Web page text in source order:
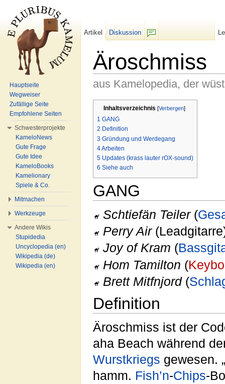
Äroschmiss
aus Kamelopedia, der
Inhaltsverzeichnis [Verbergen]
1 GANG
2 Definition
3 Gründung und Werdegang
4Arbeiten
5 Updates (krass lauter rOX-sound)
6 Siehe auch
GANG
Schtiefän Teiler(
Perry Air
Joy of Kram (
Hom Tamilton (
Brett Mitfnjord(
Definition
Äroschmiss ist der
aha Beach während
Wurstkriegs gewesen.
hamm. Fish’n-Chips-
Artikel
Diskussion
Hauptseite
Wegweiser
Zufällige Seite
Empfohlene Seiten
Schwesterprojekte
KameloNews
Gute Frage
Gute Idee
KameloBooks
Kamelionary
Spiele & Co.
Mitmachen
Werkzeuge
Andere Wikis
Stupidedia
Uncyclopedia (en)
Wikipedia (de)
Wikipedia (en)